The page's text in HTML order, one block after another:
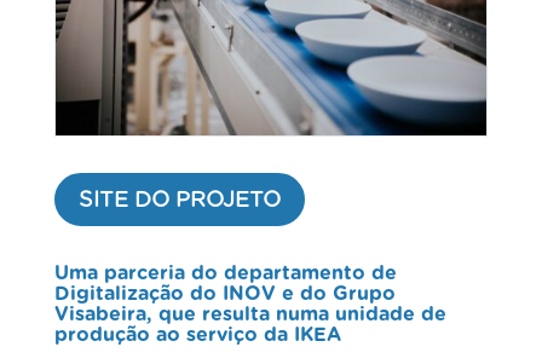
SITE DO PROJETO
Uma parceria do departamento de
Digitalização do INOV e do Grupo
Visabeira, que resulta numa unidade de
produção ao serviço da IKEA